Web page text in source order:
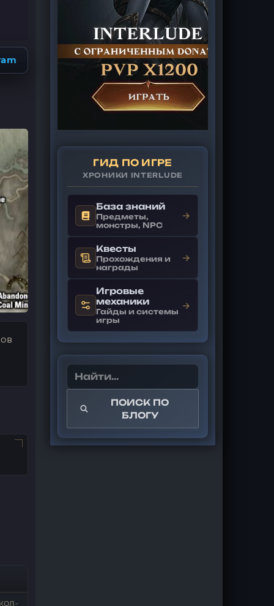
КОЛ-
ГИД ПО ИГРЕ
ХРОНИКИ INTERLUDE
База знаний
Предметы,
монстры, NPC
→
Квесты
Прохождения и
награды
→
Игровые
механики
Гайды и системы
игры
→
ПОИСК ПО
БЛОГУ